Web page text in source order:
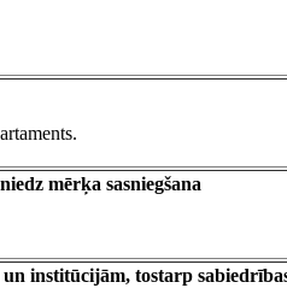
mērķa sasniegšana
institūcijām, tostarp